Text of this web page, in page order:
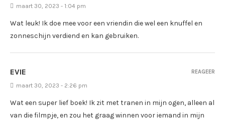
maart 30, 2023 - 1:04 pm
Wat leuk! Ik doe mee voor een vriendin die wel een knuffel en
zonneschijn verdiend en kan gebruiken.
EVIE
maart 30, 2023 - 2:26 pm
Wat een super lief boek! Ik zit met tranen in mijn ogen, alleen al
van die filmpje, en zou het graag winnen voor iemand in mijn
REAGEER